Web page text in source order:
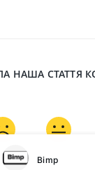
НАША СТАТТЯ